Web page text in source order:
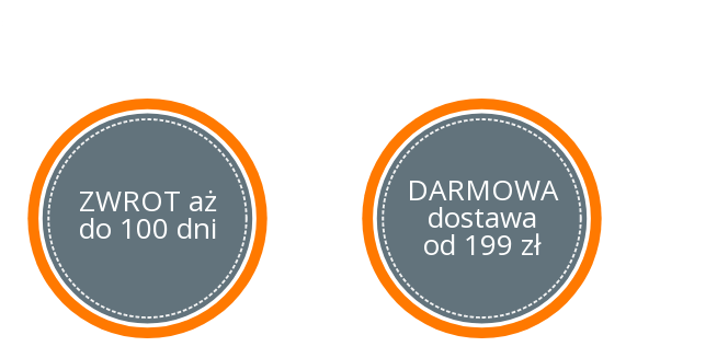
ZWROT aż
do 100 dni
DARMOWA
dostawa
od 199 zł